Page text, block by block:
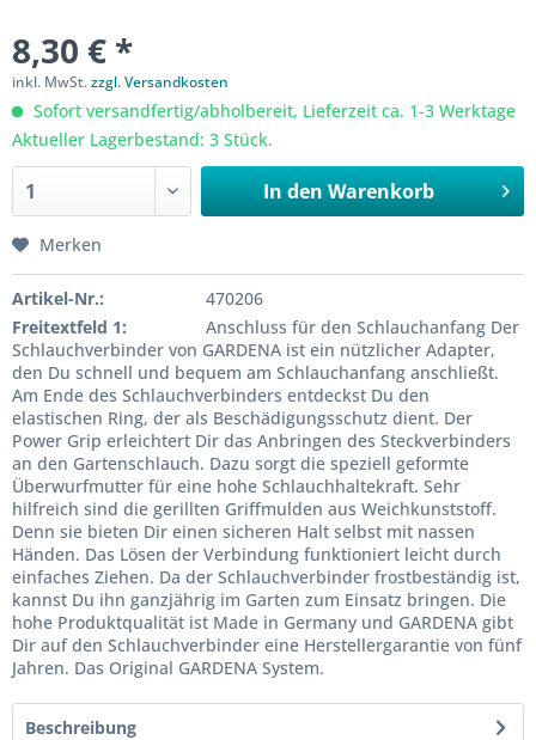
8,30 € *
inkl. MwSt.zzgl. Versandkosten
Sofort versandfertig/abholbereit, Lieferzeit ca. 1-3 Werktage
Aktueller Lagerbestand: 3 Stück.
In den Warenkorb
Merken
Artikel-Nr.:
470206
Freitextfeld 1:
Anschluss für den Schlauchanfang Der
Schlauchverbinder von GARDENA ist ein nützlicher Adapter,
den Du schnell und bequem am Schlauchanfang anschließt.
Am Ende des Schlauchverbinders entdeckst Du den
elastischen Ring, der als Beschädigungsschutz dient. Der
Power Grip erleichtert Dir das Anbringen des Steckverbinders
an den Gartenschlauch. Dazu sorgt die speziell geformte
Überwurfmutter für eine hohe Schlauchhaltekraft. Sehr
hilfreich sind die gerillten Griffmulden aus Weichkunststoff.
Denn sie bieten Dir einen sicheren Halt selbst mit nassen
Händen. Das Lösen der Verbindung funktioniert leicht durch
einfaches Ziehen. Da der Schlauchverbinder frostbeständig ist,
kannst Du ihn ganzjährig im Garten zum Einsatz bringen. Die
hohe Produktqualität ist Made in Germany und GARDENA gibt
Dir auf den Schlauchverbinder eine Herstellergarantie von fünf
Jahren. Das Original GARDENA System.
Beschreibung